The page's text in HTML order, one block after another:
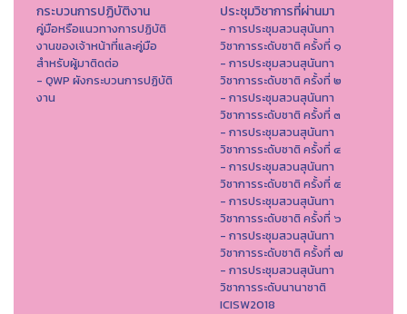
กระบวนการปฏิบัติงาน
คู่มือหรือแนวทางการปฏิบัติ
งานของเจ้าหน้าที่และคู่มือ
สำหรับผู้มาติดต่อ
- QWP ผังกระบวนการปฏิบัติ
งาน
ประชุมวิชาการที่ผ่านมา
- การประชุมสวนสุนันทา
วิชาการระดับชาติ ครั้งที่ ๑
- การประชุมสวนสุนันทา
วิชาการระดับชาติ ครั้งที่ ๒
- การประชุมสวนสุนันทา
วิชาการระดับชาติ ครั้งที่ ๓
- การประชุมสวนสุนันทา
วิชาการระดับชาติ ครั้งที่ ๔
- การประชุมสวนสุนันทา
วิชาการระดับชาติ ครั้งที่ ๕
- การประชุมสวนสุนันทา
วิชาการระดับชาติ ครั้งที่ ๖
- การประชุมสวนสุนันทา
วิชาการระดับชาติ ครั้งที่ ๗
- การประชุมสวนสุนันทา
วิชาการระดับนานาชาติ
ICISW2018